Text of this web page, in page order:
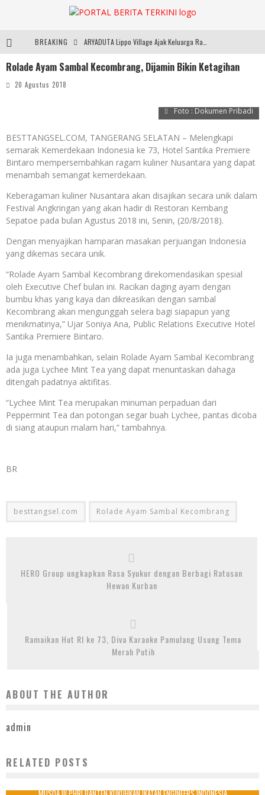
BREAKING
Sarana PAUD Diperkuat, Tangsel Dorong Angka Partisipasi Sekolah Terus Meningkat
SMARTFREN Luncurkan Unlimited 5G Tanpa Batas di Semarang, Dukung Kebutuhan Digital Masyarakat
Rolade Ayam Sambal Kecombrang, Dijamin Bikin Ketagihan
20 Agustus 2018
Foto : Dokumen Pribadi
BESTTANGSEL.COM, TANGERANG SELATAN – Melengkapi
semarak Kemerdekaan Indonesia ke 73, Hotel Santika Premiere
Bintaro mempersembahkan ragam kuliner Nusantara yang dapat
menambah semangat kemerdekaan.
Keberagaman kuliner Nusantara akan disajikan secara unik dalam
Festival Angkringan yang akan hadir di Restoran Kembang
Sepatoe pada bulan Agustus 2018 ini, Senin, (20/8/2018).
Dengan menyajikan hamparan masakan perjuangan Indonesia
yang dikemas secara unik.
“Rolade Ayam Sambal Kecombrang direkomendasikan spesial
oleh Executive Chef bulan ini. Racikan daging ayam dengan
bumbu khas yang kaya dan dikreasikan dengan sambal
Kecombrang akan mengunggah selera bagi siapapun yang
menikmatinya,” Ujar Soniya Ana, Public Relations Executive Hotel
Santika Premiere Bintaro.
Ia juga menambahkan, selain Rolade Ayam Sambal Kecombrang
ada juga Lychee Mint Tea yang dapat menuntaskan dahaga
ditengah padatnya aktifitas.
“Lychee Mint Tea merupakan minuman perpaduan dari
Peppermint Tea dan potongan segar buah Lychee, pantas dicoba
di siang ataupun malam hari,” tambahnya.
BR
besttangsel.com Rolade Ayam Sambal Kecombrang
HERO Group ungkapkan Rasa Syukur dengan Berbagi Ratusan
Hewan Kurban
Ramaikan Hut RI ke 73, Diva Karaoke Pamulang Usung Tema
Merah Putih
ABOUT THE AUTHOR
admin
RELATED POSTSMENJADI PAHLAWAN DENGAN DONOR DARAH